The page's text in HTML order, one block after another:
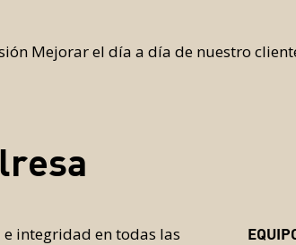
Mejorar el día a día de nuestro
integridad en todas las